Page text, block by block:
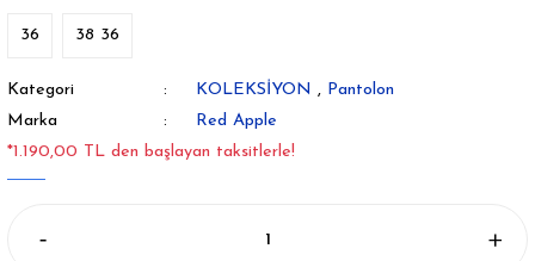
36 38 36
Kategori KOLEKSİYON , Pantolon
Marka
Red Apple
*1.190,00 TL den başlayan taksitlerle!